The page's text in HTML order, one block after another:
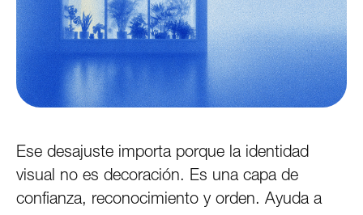
Ese desajuste importa porque la identidad
visual no es decoración. Es una capa de
confianza, reconocimiento y orden. Ayuda a